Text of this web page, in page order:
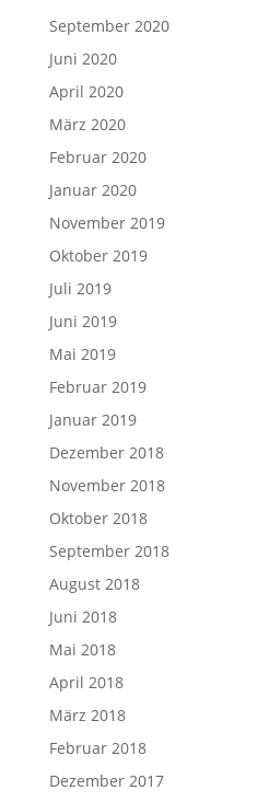
September 2020
Juni 2020
April 2020
März 2020
Februar 2020
Januar 2020
November 2019
Oktober 2019
Juli 2019
Juni 2019
Mai 2019
Februar 2019
Januar 2019
Dezember 2018
November 2018
Oktober 2018
September 2018
August 2018
Juni 2018
Mai 2018
April 2018
März 2018
Februar 2018
Dezember 2017